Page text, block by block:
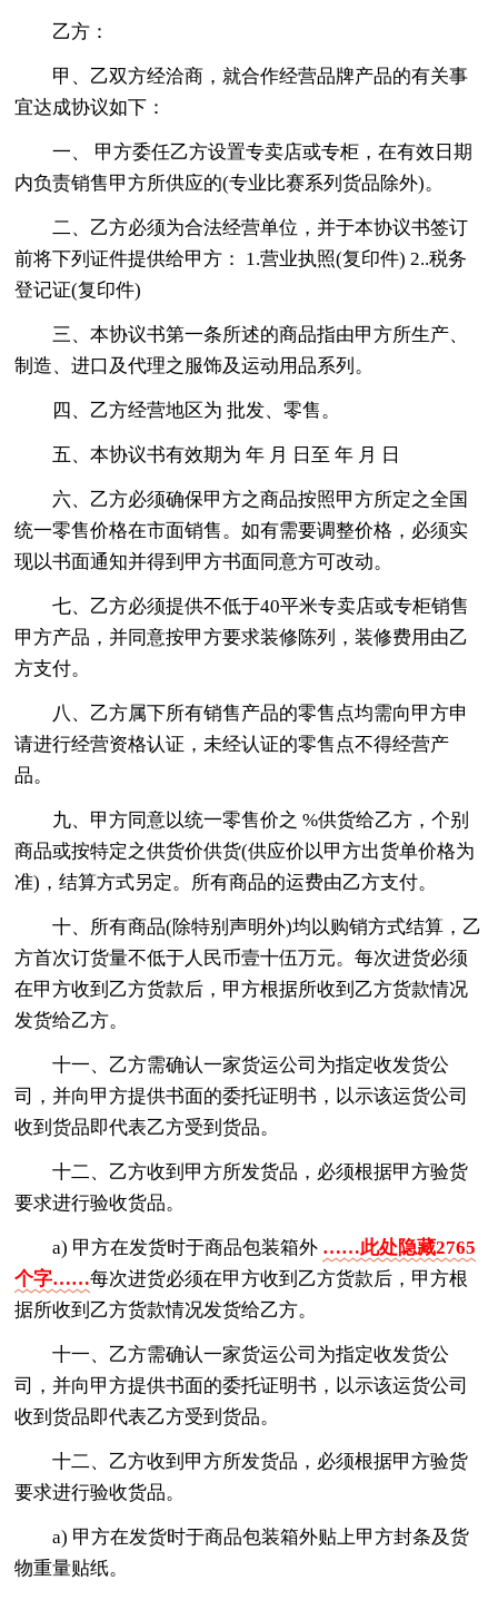
乙方：
甲、乙双方经洽商，就合作经营品牌产品的有关事
宜达成协议如下：
一、 甲方委任乙方设置专卖店或专柜，在有效日期
内负责销售甲方所供应的(专业比赛系列货品除外)。
二、乙方必须为合法经营单位，并于本协议书签订
前将下列证件提供给甲方： 1.营业执照(复印件) 2..税务
登记证(复印件)
三、本协议书第一条所述的商品指由甲方所生产、
制造、进口及代理之服饰及运动用品系列。
四、乙方经营地区为 批发、零售。
五、本协议书有效期为 年 月 日至 年 月 日
六、乙方必须确保甲方之商品按照甲方所定之全国
统一零售价格在市面销售。如有需要调整价格，必须实
现以书面通知并得到甲方书面同意方可改动。
七、乙方必须提供不低于40平米专卖店或专柜销售
甲方产品，并同意按甲方要求装修陈列，装修费用由乙
方支付。
八、乙方属下所有销售产品的零售点均需向甲方申
请进行经营资格认证，未经认证的零售点不得经营产
品。
九、甲方同意以统一零售价之 %供货给乙方，个别
商品或按特定之供货价供货(供应价以甲方出货单价格为
准)，结算方式另定。所有商品的运费由乙方支付。
十、所有商品(除特别声明外)均以购销方式结算，乙
方首次订货量不低于人民币壹十伍万元。每次进货必须
在甲方收到乙方货款后，甲方根据所收到乙方货款情况
发货给乙方。
十一、乙方需确认一家货运公司为指定收发货公
司，并向甲方提供书面的委托证明书，以示该运货公司
收到货品即代表乙方受到货品。
十二、乙方收到甲方所发货品，必须根据甲方验货
要求进行验收货品。
a) 甲方在发货时于商品包装箱外 ……此处隐藏2765
个字……每次进货必须在甲方收到乙方货款后，甲方根
据所收到乙方货款情况发货给乙方。
十一、乙方需确认一家货运公司为指定收发货公
司，并向甲方提供书面的委托证明书，以示该运货公司
收到货品即代表乙方受到货品。
十二、乙方收到甲方所发货品，必须根据甲方验货
要求进行验收货品。
a) 甲方在发货时于商品包装箱外贴上甲方封条及货
物重量贴纸。